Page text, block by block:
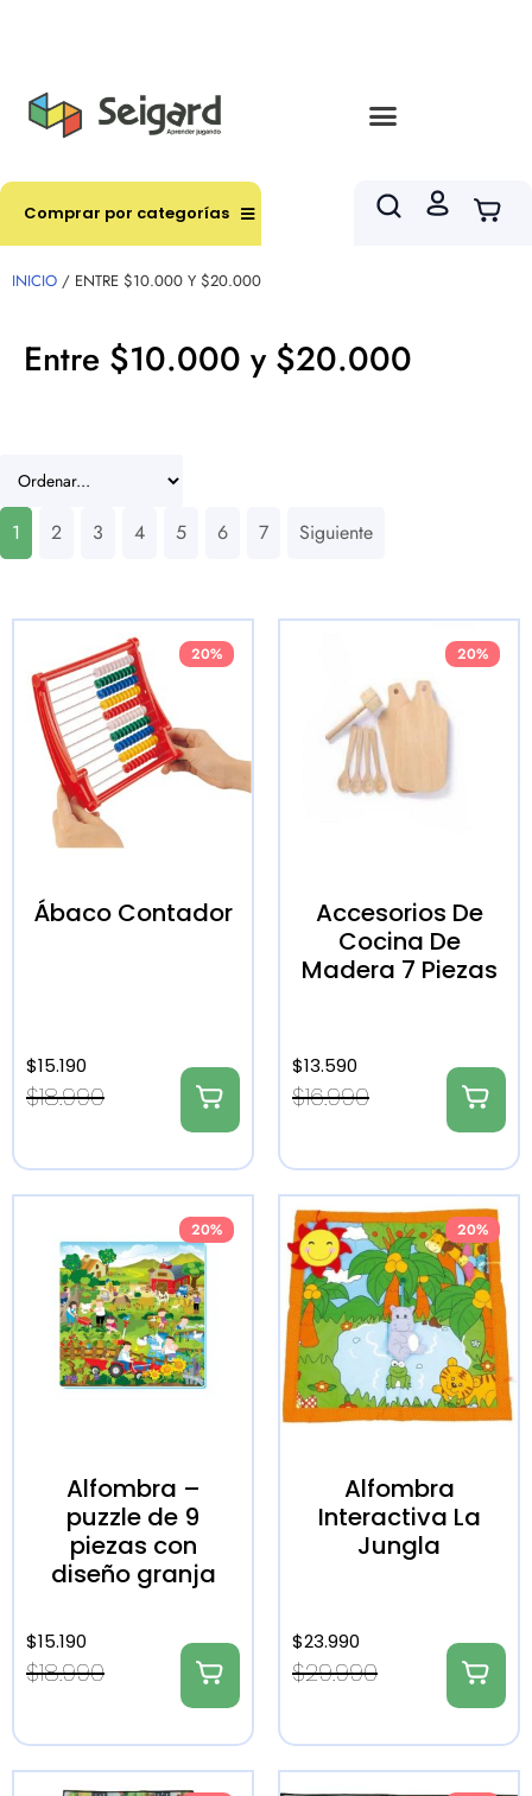
Comprar por categorías
INICIO / ENTRE $10.000 Y $20.000
Entre $10.000 y $20.000
1 2 3 4 5 6 7 Siguiente
20%
Ábaco Contador
$18.990
$15.190
20%
Accesorios De
Cocina De
Madera 7 Piezas
$16.990
$13.590
20%
Alfombra –
puzzle de 9
piezas con
diseño granja
$18.990
$15.190
20%
Alfombra
Interactiva La
Jungla
$29.990
$23.990